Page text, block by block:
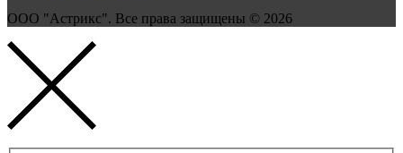
ООО "Астрикс". Все права защищены © 2026